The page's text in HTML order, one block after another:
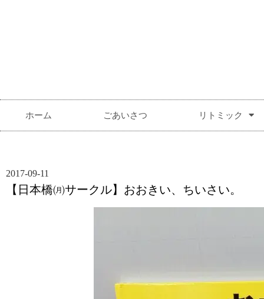
ホーム ごあいさつ リトミック
2017-09-11
【日本橋㈪サークル】おおきい、ちいさい。